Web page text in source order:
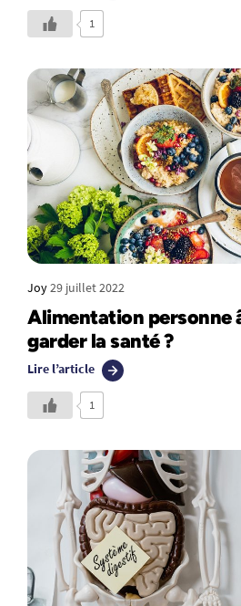
1
Joy29 juillet 2022
Alimentation personne
garder la santé ?
Lire l’article
1